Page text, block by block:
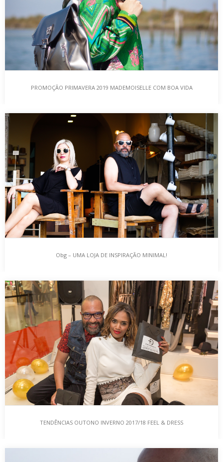
PROMOÇÃO PRIMAVERA 2019 MADEMOISELLE COM
BOA VIDA
LEMBREI-ME DE SI! Porque os seguidores do Blog também
merecem um “mimo”, temos uma oferta do…
PROMOÇÃO PRIMAVERA 2019 MADEMOISELLE COM BOA VIDA
Obg – UMA LOJA DE INSPIRAÇÃO MINIMAL!
Duas lendas urbanas do Brasil, Alessandro Radloff & Marcela
Brunken, juntaram-se de alma, acreditaram no seu…
Obg – UMA LOJA DE INSPIRAÇÃO MINIMAL!
TENDÊNCIAS OUTONO INVERNO 2017/18 FEEL &
TENDÊNCIAS OUTONO INVERNO 2017/18 FEEL & DRESS